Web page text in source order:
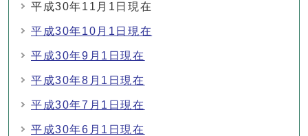
平成30年11月1日現在
平成30年10月1日現在
平成30年9月1日現在
平成30年8月1日現在
平成30年7月1日現在
平成30年6月1日現在